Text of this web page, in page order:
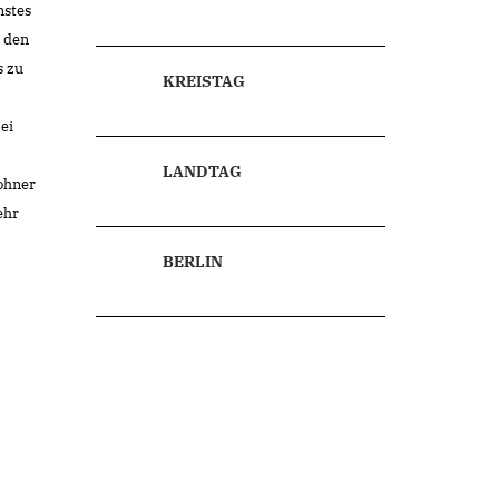
den
zu
KREISTAG
LANDTAG
BERLIN